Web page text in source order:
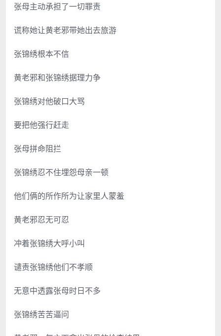
张母主动承担了一切罪责
谎称她让黄老邪带她出去旅游
张锦绣根本不信
黄老邪和张锦绣据理力争
张锦绣对他破口大骂
要把他强行赶走
张母拼命阻拦
张锦绣忍不住埋怨母亲一顿
他们俩的所作所为让家里人蒙羞
黄老邪忍无可忍
冲着张锦绣大呼小叫
谴责张锦绣他们不孝顺
无意中透露张母时日不多
张锦绣苦苦逼问